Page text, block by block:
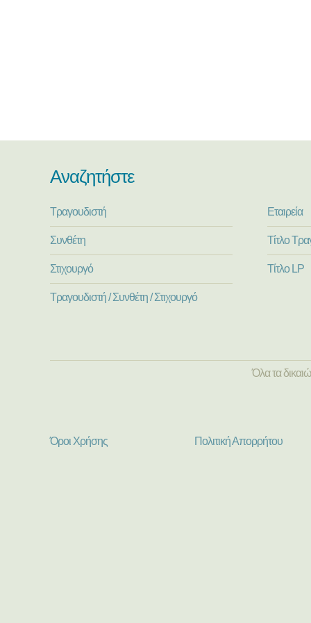
Αναζητήστε
Τραγουδιστή
Συνθέτη
Στιχουργό
Τραγουδιστή / Συνθέτη / Στιχουργό
Εταιρεία
Τίτλο
Τίτλο LP
Όλα τα
Όροι Χρήσης Πολιτική Απορρήτου